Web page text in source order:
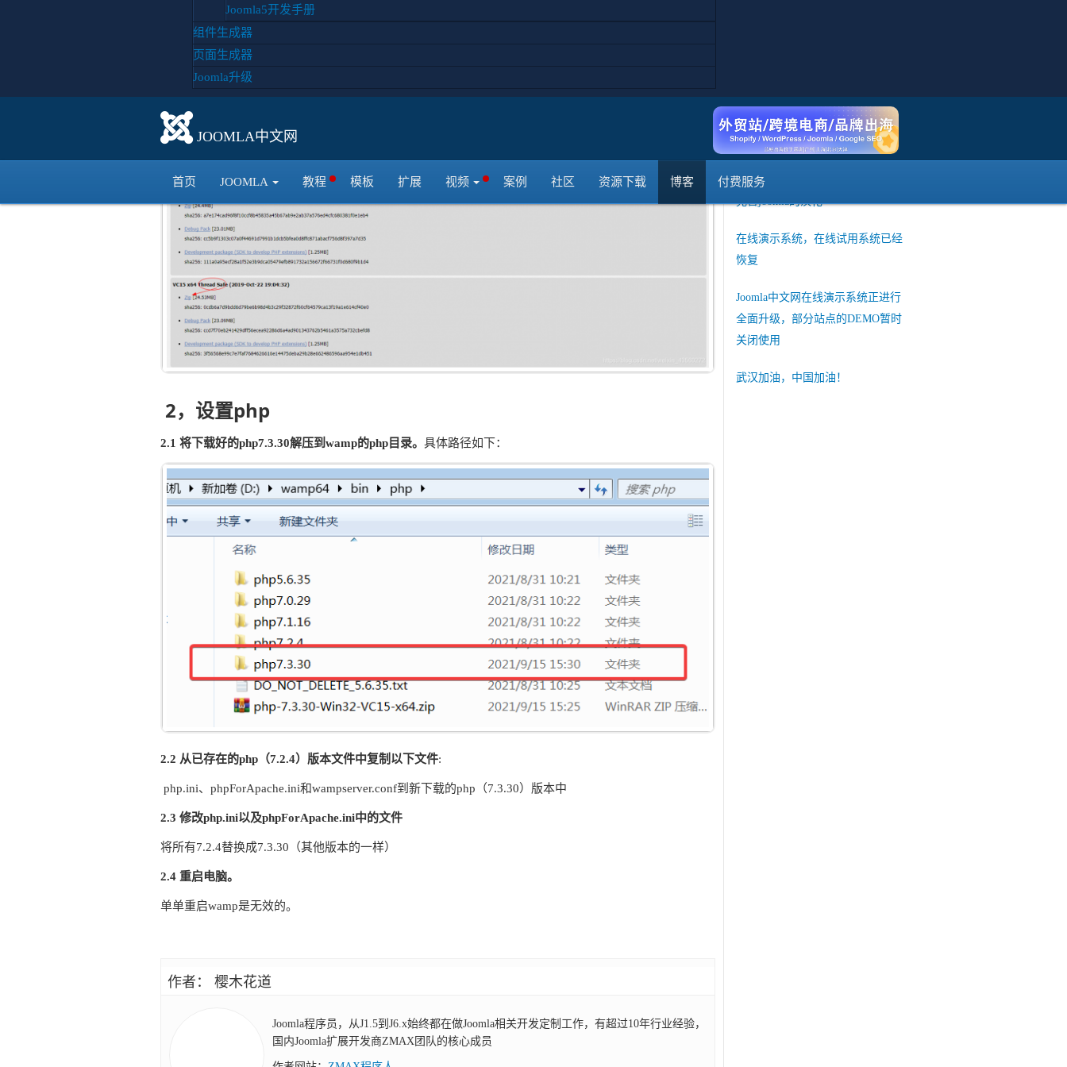
Joomla5开发手册
组件生成器
页面生成器
Joomla升级
JOOMLA中文网
首页 JOOMLA 教程 模板 扩展 视频 案例 社区 资源下载 博客 付费服务
1，下载php
php7.3下载点这里
需要下载自己的对应版本。注意是否为线程安全。（确认是否为线程安全，可以在先前的版本中使用
phpinfo()，查看 Thread Safety 参数是否启用）
2，设置php
2.1 将下载好的php7.3.30解压到wamp的php目录。 具体路径如下：
2.2 从已存在的php（7.2.4）版本文件中复制以下文件:
php.ini、phpForApache.ini和wampserver.conf到新下载的php（7.3.30）版本中
2.3 修改php.ini以及phpForApache.ini中的文件
将所有7.2.4替换成7.3.30（其他版本的一样）
2.4 重启电脑。
单单重启wamp是无效的。
作者： 樱木花道
Joomla程序员，从J1.5到J6.x始终都在做Joomla相关开发定制工作，有超过10年行业经验，
国内Joomla扩展开发商ZMAX团队的核心成员
菜单保存的时候提示出错
joomla官方发布 3.10 Alpha3版本
完善joomla的汉化
在线演示系统，在线试用系统已经
恢复
Joomla中文网在线演示系统正进行
全面升级，部分站点的DEMO暂时
关闭使用
武汉加油，中国加油！